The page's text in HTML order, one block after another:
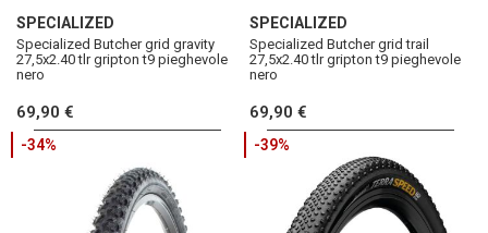
SPECIALIZED
Specialized Butcher grid gravity
27,5x2.40 tlr gripton t9 pieghevole
nero
69,90 €
SPECIALIZED
Specialized Butcher grid trail
27,5x2.40 tlr gripton t9 pieghevole
nero
69,90 €
-34% -39%